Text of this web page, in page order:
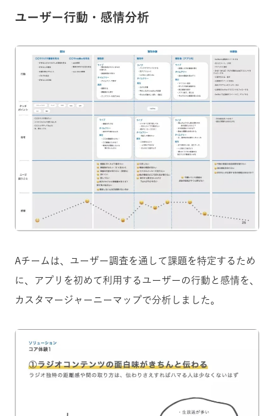
ユーザー行動・感情分析
Aチームは、ユーザー調査を通して課題を特定するため
に、アプリを初めて利用するユーザーの行動と感情を、
カスタマージャーニーマップで分析しました。